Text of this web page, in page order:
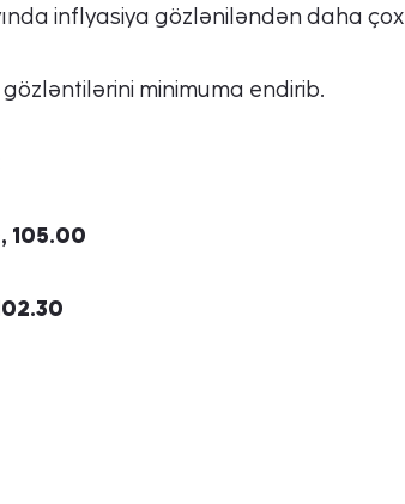
inflyasiya gözləniləndən daha
minimuma endirib.
105.00